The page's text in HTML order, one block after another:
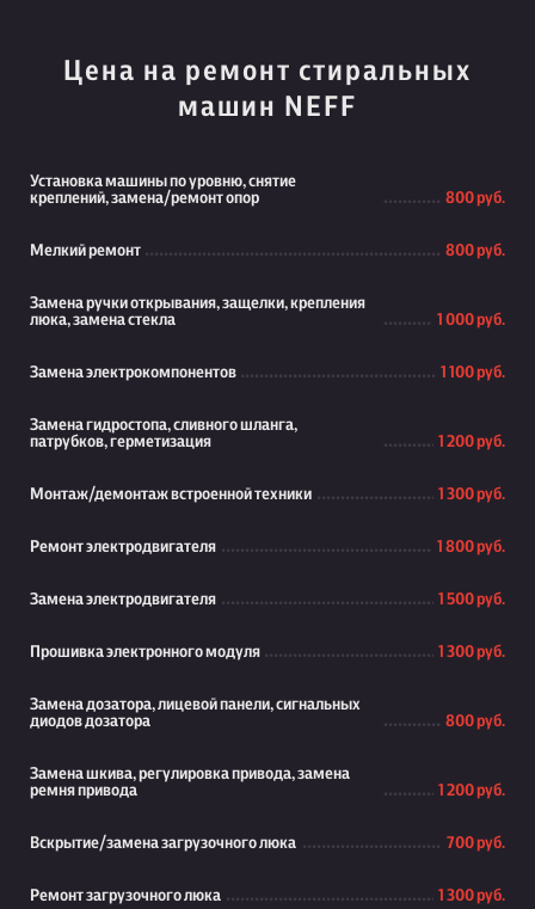
Цена на ремонт стиральных
машин NEFF
Установка машины по уровню, снятие
креплений, замена/ремонт опор
800 руб.
Мелкий ремонт 800 руб.
Замена ручки открывания, защелки, крепления
люка, замена стекла
1 000 руб.
Замена электрокомпонентов 1 100 руб.
Замена гидростопа, сливного шланга,
патрубков, герметизация
1 200 руб.
Монтаж/демонтаж встроенной техники 1 300 руб.
Ремонт электродвигателя 1 800 руб.
Замена электродвигателя 1 500 руб.
Прошивка электронного модуля 1 300 руб.
Замена дозатора, лицевой панели, сигнальных
диодов дозатора
800 руб.
Замена шкива, регулировка привода, замена
ремня привода
1 200 руб.
Вскрытие/замена загрузочного люка 700 руб.
Ремонт загрузочного люка 1 300 руб.